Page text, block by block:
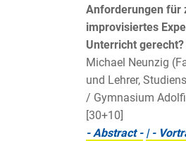
Anforderungen für
improvisiertes
Unterricht gerecht?
Michael Neunzig
und Lehrer,
/ Gymnasium
[30+10]
- Abstract - | -